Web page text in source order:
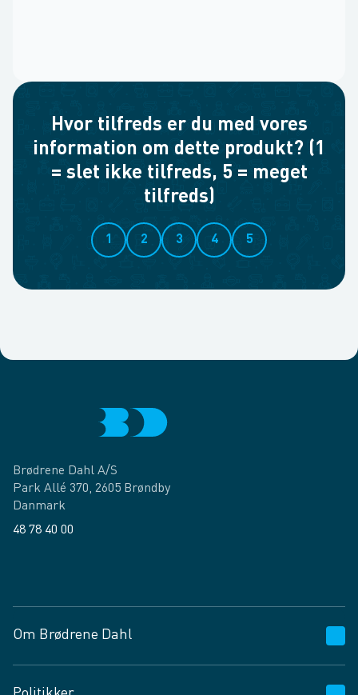
Hvor tilfreds er du med vores
information om dette produkt? (1
= slet ikke tilfreds, 5 = meget
tilfreds)
1 2 3 4 5
Brødrene Dahl A/S
Park Allé 370, 2605 Brøndby
Danmark
48 78 40 00
Om Brødrene Dahl